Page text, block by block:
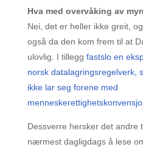
Hva med overvåking av
Nei, det er heller ikke greit,
også da den kom frem til at
ulovlig. I tillegg fastslo en
norsk datalagringsregelverk,
ikke lar seg forene med
Dessverre hersker det andre
nærmest dagligdags å lese